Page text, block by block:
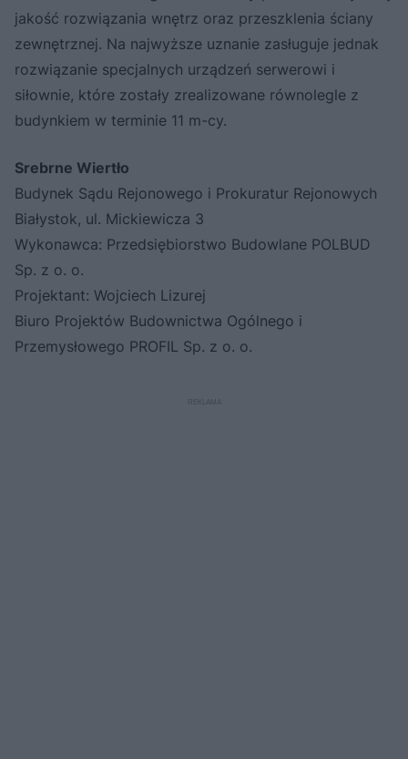
jakość rozwiązania wnętrz oraz przeszklenia ściany
zewnętrznej. Na najwyższe uznanie zasługuje jednak
rozwiązanie specjalnych urządzeń serwerowi i
siłownie, które zostały zrealizowane równolegle z
budynkiem w terminie 11 m-cy.
Srebrne Wiertło
Budynek Sądu Rejonowego i Prokuratur Rejonowych
Białystok, ul. Mickiewicza 3
Wykonawca: Przedsiębiorstwo Budowlane POLBUD
Sp. z o. o.
Projektant: Wojciech Lizurej
Biuro Projektów Budownictwa Ogólnego i
Przemysłowego PROFIL Sp. z o. o.